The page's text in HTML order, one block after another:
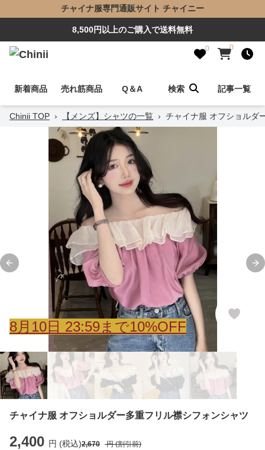
チャイナ服専門通販サイト チャイニー
8,500円以上のご購入で送料無料
0 0
新着商品 売れ筋商品 Q＆A 検索 記事一覧
Chinii TOP › 【メンズ】シャツの一覧 › チャイナ服 オフショルダ
Previous slide
8月 10日 23:59まで10%OFF
チャイナ服 オフショルダー多重フリル襟シフォンシャツ
2,400 円 (税込)2,670 円 (割引前)